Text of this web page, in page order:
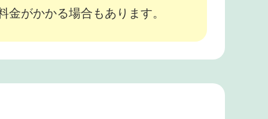
がかかる場合もあります。